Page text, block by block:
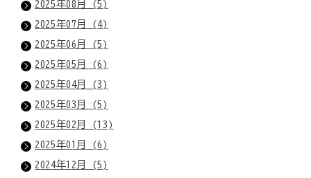
2025年08月 (5)
2025年07月 (4)
2025年06月 (5)
2025年05月 (6)
2025年04月 (3)
2025年03月 (5)
2025年02月 (13)
2025年01月 (6)
2024年12月 (5)